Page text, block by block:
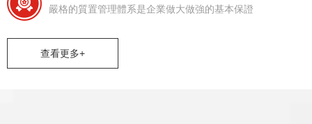
嚴格的質置管理體系是企業做大做強的基本保證
查看更多+